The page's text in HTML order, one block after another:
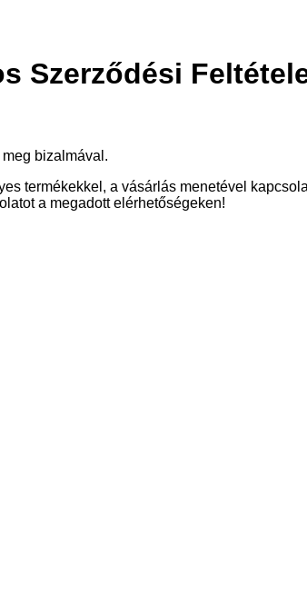
Szerződési
bizalmával.
termékekkel, a vásárlás menetével
a megadott elérhetőségeken!